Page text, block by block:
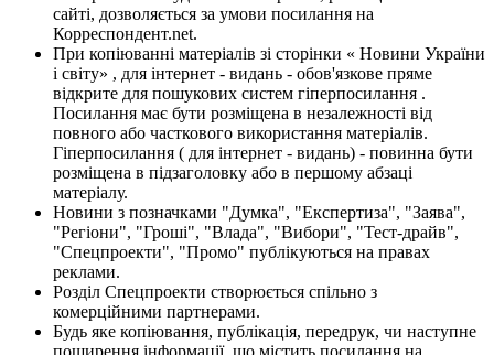
сайті, дозволяється за умови посилання на
Корреспондент.net.
При копіюванні матеріалів зі сторінки « Новини України
і світу» , для інтернет - видань - обов'язкове пряме
відкрите для пошукових систем гіперпосилання .
Посилання має бути розміщена в незалежності від
повного або часткового використання матеріалів.
Гіперпосилання ( для інтернет - видань) - повинна бути
розміщена в підзаголовку або в першому абзаці
матеріалу.
Новини з позначками "Думка", "Експертиза", "Заява",
"Регіони", "Гроші", "Влада", "Вибори", "Тест-драйв",
"Спецпроекти", "Промо" публікуються на правах
реклами.
Розділ Спецпроекти створюється спільно з
комерційними партнерами.
Будь яке копіювання, публікація, передрук, чи наступне
поширення інформації, що містить посилання на